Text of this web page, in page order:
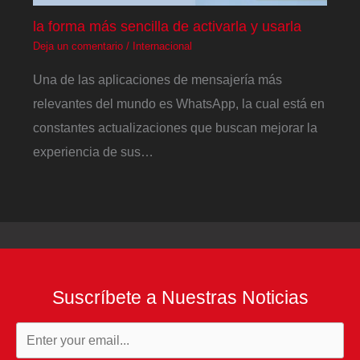
la forma más sencilla de activarla y usarla
Deja un comentario / Internacional
Una de las aplicaciones de mensajería más
relevantes del mundo es WhatsApp, la cual está en
constantes actualizaciones que buscan mejorar la
experiencia de sus…
Suscríbete a Nuestras Noticias